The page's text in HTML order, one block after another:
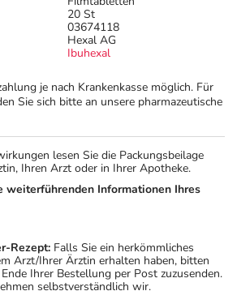
20 St
03674118
Hexal AG
Ibuhexal
je nach Krankenkasse möglich. Für
Sie sich bitte an unsere pharmazeutische
lesen Sie die Packungsbeilage
Ihren Arzt oder in Ihrer Apotheke.
weiterführenden Informationen Ihres
Rezept: Falls Sie ein herkömmliches
Arzt/Ihrer Ärztin erhalten haben, bitten
Ihrer Bestellung per Post zuzusenden.
selbstverständlich wir.